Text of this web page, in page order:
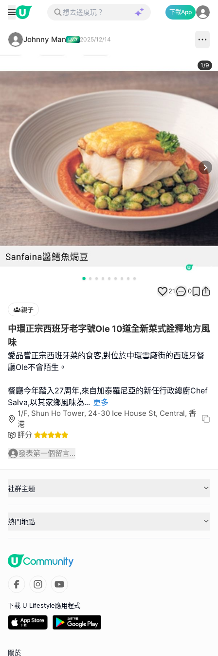
下載App
Johnny Man 2025/12/14
1/9
21 0
親子
中環正宗西班牙老字號Ole 10道全新菜式詮釋地方風
味
愛品嘗正宗西班牙菜的食客,對位於中環雪廠街的西班牙餐
廳Ole不會陌生。
餐廳今年踏入27周年,來自加泰羅尼亞的新任行政總廚Chef
Salva,以其家鄉風味為... 更多
1/F, Shun Ho Tower, 24-30 Ice House St, Central, 香
港
評分
發表第一個留言...
社群主題
熱門地點
下載 U Lifestyle應用程式
關於